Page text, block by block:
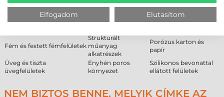
Nem ajánlott
Alacsony felületi energiájú
Enyhén érdes
Fém és festett fémfelületek
Strukturált
műanyag
alkatrészek
Porózus karton és
papír
Üveg és tiszta
üvegfelületek
Enyhén poros
környezet
Szilikonos bevonattal
ellátott felületek
NEM BIZTOS BENNE, MELYIK CÍMKE AZ
Elfogadom Elutasítom